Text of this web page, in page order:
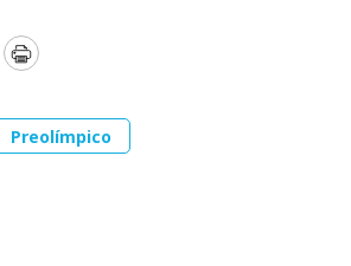
Print
Preolímpico